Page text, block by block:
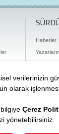
Haberler
Karbon